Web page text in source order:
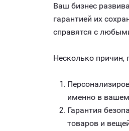
Ваш бизнес
гарантией их
справятся с
Несколько причин,
именно в вашем
Гарантия
товаров и